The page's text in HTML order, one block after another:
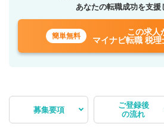
あなたの転職成功を支援
簡単無料
この求人
マイナビ転職 税
募集要項
ご登録後
の流れ